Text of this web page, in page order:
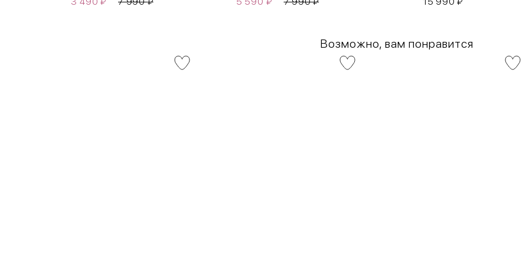
Возможно, вам понравится